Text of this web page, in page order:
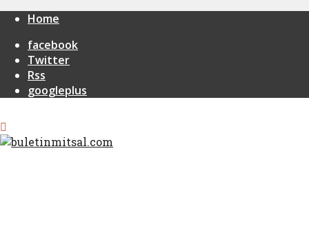
Home
facebook
Twitter
Rss
googleplus